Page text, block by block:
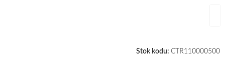
Stok kodu: CTR110000500